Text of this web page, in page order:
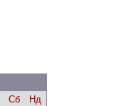
Сб
Нд